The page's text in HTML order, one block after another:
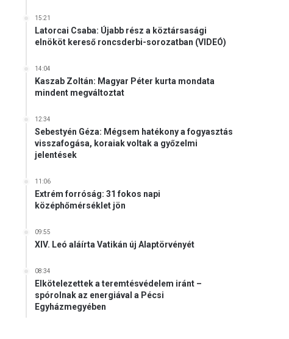
15:21
Latorcai Csaba: Újabb rész a köztársasági
elnököt kereső roncsderbi-sorozatban (VIDEÓ)
14:04
Kaszab Zoltán: Magyar Péter kurta mondata
mindent megváltoztat
12:34
Sebestyén Géza: Mégsem hatékony a fogyasztás
visszafogása, koraiak voltak a győzelmi
jelentések
11:06
Extrém forróság: 31 fokos napi
középhőmérséklet jön
09:55
XIV. Leó aláírta Vatikán új Alaptörvényét
08:34
Elkötelezettek a teremtésvédelem iránt –
spórolnak az energiával a Pécsi
Egyházmegyében